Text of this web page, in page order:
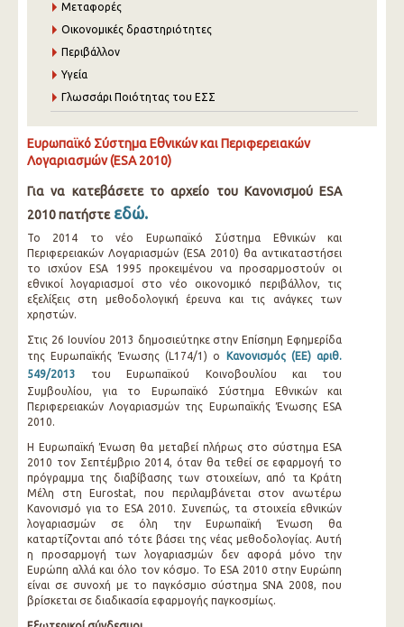
Μεταφορές
Οικονομικές δραστηριότητες
Περιβάλλον
Υγεία
Γλωσσάρι Ποιότητας του ΕΣΣ
Ευρωπαϊκό Σύστημα Εθνικών και Περιφερειακών
Λογαριασμών (ESA 2010)
Για να κατεβάσετε το αρχείο του Κανονισμού ESA
2010 πατήστε εδώ.
Το 2014 το νέο Ευρωπαϊκό Σύστημα Εθνικών και
Περιφερειακών Λογαριασμών (ESA 2010) θα αντικαταστήσει
το ισχύον ESA 1995 προκειμένου να προσαρμοστούν οι
εθνικοί λογαριασμοί στο νέο οικονομικό περιβάλλον, τις
εξελίξεις στη μεθοδολογική έρευνα και τις ανάγκες των
χρηστών.
Στις 26 Ιουνίου 2013 δημοσιεύτηκε στην Επίσημη Εφημερίδα
της Ευρωπαϊκής Ένωσης (L174/1) ο
Κανονισμός (ΕΕ) αριθ.
549/2013 του Ευρωπαϊκού Κοινοβουλίου και του
Συμβουλίου, για το Ευρωπαϊκό Σύστημα Εθνικών και
Περιφερειακών Λογαριασμών της Ευρωπαϊκής Ένωσης ESA
2010.
Η Ευρωπαϊκή Ένωση θα μεταβεί πλήρως στο σύστημα ESA
2010 τον Σεπτέμβριο 2014, όταν θα τεθεί σε εφαρμογή το
πρόγραμμα της διαβίβασης των στοιχείων, από τα Κράτη
Μέλη στη Eurostat, που περιλαμβάνεται στον ανωτέρω
Κανονισμό για το ESA 2010. Συνεπώς, τα στοιχεία εθνικών
λογαριασμών σε όλη την Ευρωπαϊκή Ένωση θα
καταρτίζονται από τότε βάσει της νέας μεθοδολογίας. Αυτή
η προσαρμογή των λογαριασμών δεν αφορά μόνο την
Ευρώπη αλλά και όλο τον κόσμο. Το ESA 2010 στην Ευρώπη
είναι σε συνοχή με το παγκόσμιο σύστημα SNA 2008, που
βρίσκεται σε διαδικασία εφαρμογής παγκοσμίως.